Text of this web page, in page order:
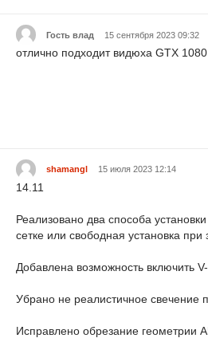
Гость влад 15 сентября 2023 09:32
отлично подходит видюха GTX 1080
shamangl 15 июля 2023 12:14
14.11
Реализовано два способа
сетке или свободная установка
Добавлена возможность включить V-
Убрано не реалистичное свечение
Исправлено обрезание геометрии